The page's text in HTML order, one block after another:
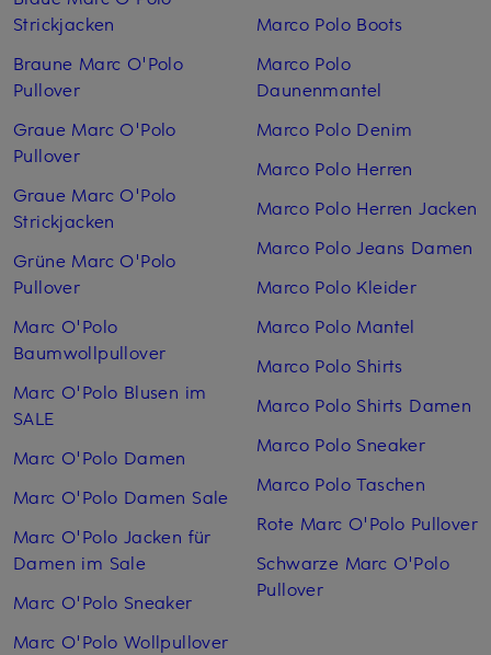
Strickjacken
Braune Marc O'Polo
Pullover
Graue Marc O'Polo
Pullover
Graue Marc O'Polo
Strickjacken
Grüne Marc O'Polo
Pullover
Marc O'Polo
Baumwollpullover
Marc O'Polo Blusen im
SALE
Marc O'Polo Damen
Marc O'Polo Damen Sale
Marc O'Polo Jacken für
Damen im Sale
Marc O'Polo Sneaker
Marc O'Polo Wollpullover
Marco Polo Boots
Marco Polo
Daunenmantel
Marco Polo Denim
Marco Polo Herren
Marco Polo Herren Jacken
Marco Polo Jeans Damen
Marco Polo Kleider
Marco Polo Mantel
Marco Polo Shirts
Marco Polo Shirts Damen
Marco Polo Sneaker
Marco Polo Taschen
Rote Marc O'Polo Pullover
Schwarze Marc O'Polo
Pullover